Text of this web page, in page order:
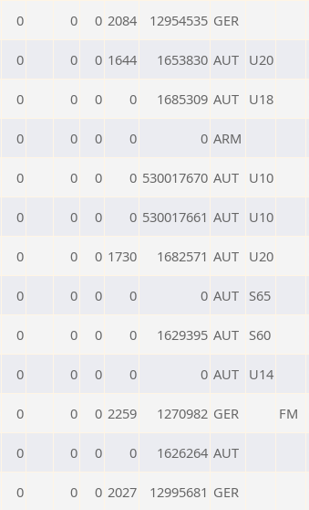
0 0 0 2084 12954535 GER
0 0 0 1644 1653830 AUT U20
0 0 0 0 1685309 AUT U18
0 0 0 0 0 ARM
0 0 0 0 530017670 AUT U10
0 0 0 0 530017661 AUT U10
0 0 0 1730 1682571 AUT U20
0 0 0 0 0 AUT S65
0 0 0 0 1629395 AUT S60
0 0 0 0 0 AUT U14
0 0 0 2259 1270982 GER FM
0 0 0 0 1626264 AUT
0 0 0 2027 12995681 GER